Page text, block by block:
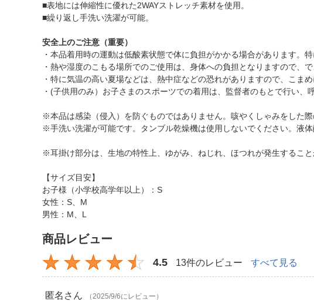
■表地には伸縮性に優れた2WAYストレッチ素材を使用。
■繰り返し手洗い洗濯が可能。
安全上のご注意（重要）
・本品着用時の運動は低酸素状態で体に負担がかかる場合があります。
・熱や湿度のこもる場所でのご使用は、身体への負担となりますので、
・特に気温の高い夏場などは、熱中症などの恐れがありますので、こま
・(子供用のみ）お子さまのスポーツでの着用は、監督者のもとで行い
※本品は感染（侵入）を防ぐものではありません。咳やくしゃみをした
※手洗い洗濯が可能です。タンブル乾燥機は使用しないでください。液
※耳掛け部分は、生地の特性上、ゆがみ、ねじれ、ほつれが発生すること
【サイズ目安】
お子様（小学校高学年以上）：S
女性：S、M
男性：M、L
商品レビュー
4.5 13件のレビュー すべて見る
匿名 さん （2025/9/6にレビュー）